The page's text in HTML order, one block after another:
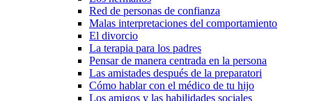
Red de personas de confianza
Malas interpretaciones del comportamiento
El divorcio
La terapia para los padres
Pensar de manera centrada en la persona
Las amistades después de la preparatori
Cómo hablar con el médico de tu hijo
Los amigos y las habilidades sociales